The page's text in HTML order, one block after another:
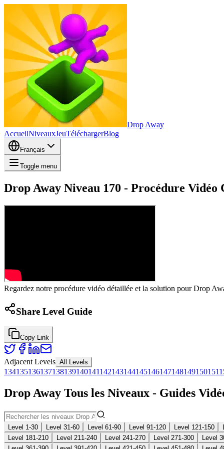
Drop Away
AccueilNiveauxJeuTéléchargerBlog
Français
Toggle menu
Drop Away Niveau 170 - Procédure Vidéo
Regardez notre procédure vidéo détaillée et la solution pour Drop
Share Level Guide
Copy Link
Adjacent Levels All Levels
134135136137138139140141142143144145146147148149150151
Drop Away Tous les Niveaux - Guides
Level 1-30 Level 31-60 Level 61-90 Level 91-120 Level 121-150
Level 181-210
Level 211-240 Level 241-270 Level 271-300
Level